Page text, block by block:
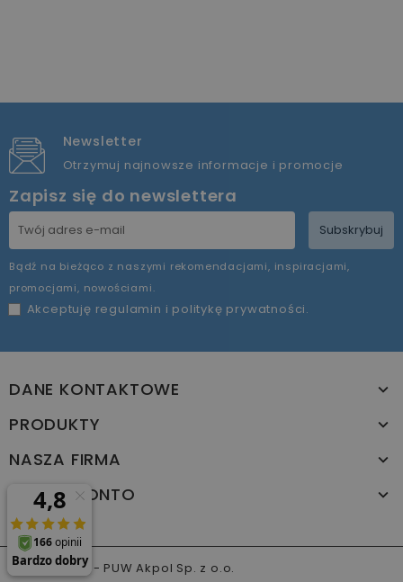
Newsletter
Otrzymuj najnowsze informacje i promocje
Zapisz się do newslettera
Subskrybuj
Bądź na bieżąco z naszymi rekomendacjami, inspiracjami,
promocjami, nowościami.
Akceptuję regulamin i politykę prywatności.
DANE KONTAKTOWE
PRODUKTY
NASZA FIRMA
TWOJE KONTO
© 2026 - PUW Akpol Sp. z o.o.